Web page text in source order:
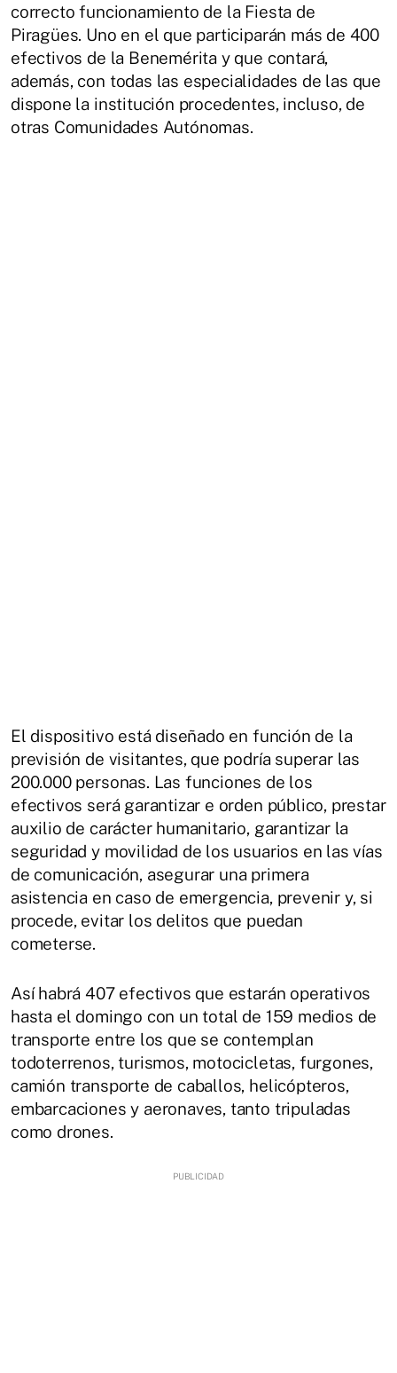
correcto funcionamiento de la Fiesta de
Piragües. Uno en el que participarán más de 400
efectivos de la Benemérita y que contará,
además, con todas las especialidades de las que
dispone la institución procedentes, incluso, de
otras Comunidades Autónomas.
El dispositivo está diseñado en función de la
previsión de visitantes, que podría superar las
200.000 personas. Las funciones de los
efectivos será garantizar e orden público, prestar
auxilio de carácter humanitario, garantizar la
seguridad y movilidad de los usuarios en las vías
de comunicación, asegurar una primera
asistencia en caso de emergencia, prevenir y, si
procede, evitar los delitos que puedan
cometerse.
Así habrá 407 efectivos que estarán operativos
hasta el domingo con un total de 159 medios de
transporte entre los que se contemplan
todoterrenos, turismos, motocicletas, furgones,
camión transporte de caballos, helicópteros,
embarcaciones y aeronaves, tanto tripuladas
como drones.